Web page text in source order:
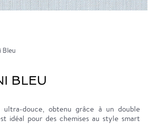
Bleu
BLEU
douce, obtenu grâce à un double
idéal pour des chemises au style smart